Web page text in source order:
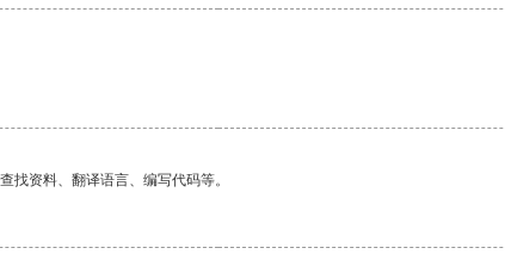
找资料、翻译语言、编写代码等。